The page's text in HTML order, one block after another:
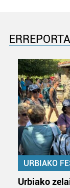
URBIAKO
Urbiako